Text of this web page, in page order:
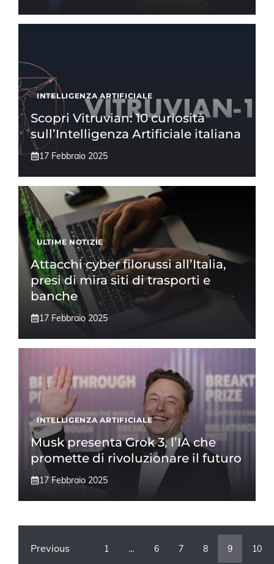
INTELLIGENZA ARTIFICIALE
Scopri Vitruvian: 10 curiosità
sull’Intelligenza Artificiale italiana
17 Febbraio 2025
ULTIME NOTIZIE
Attacchi cyber filorussi all’Italia,
presi di mira siti di trasporti e
banche
17 Febbraio 2025
INTELLIGENZA ARTIFICIALE
Musk presenta Grok 3, l’IA che
promette di rivoluzionare il futuro
17 Febbraio 2025
Previous 1 … 6 7 8 9 10